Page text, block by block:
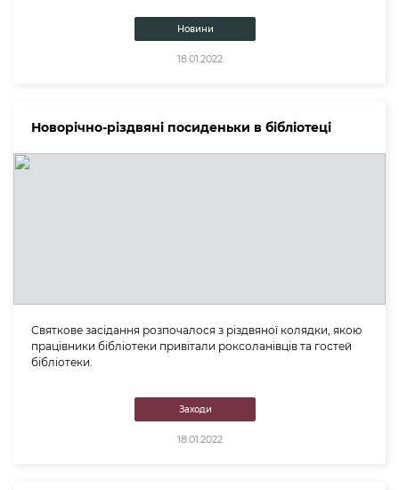
Новини
18.01.2022
Новорічно-різдвяні посиденьки в бібліотеці
Святкове засідання розпочалося з різдвяної колядки, якою
працівники бібліотеки привітали роксоланівців та гостей
бібліотеки.
Заходи
18.01.2022